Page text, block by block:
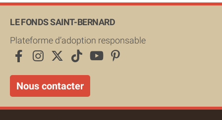
LE FONDS SAINT-BERNARD
Plateforme d’adoption responsable
Nous contacter